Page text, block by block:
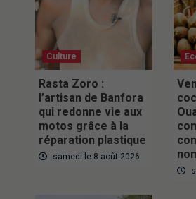
Culture
Rasta Zoro :
l’artisan de Banfora
qui redonne vie aux
motos grâce à la
réparation plastique
samedi le 8 août 2026